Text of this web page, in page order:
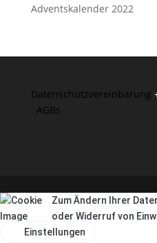
Adventskalender 2022
Datenschutzvereinbarung
AGBs
Zum Ändern Ihrer
oder Widerruf von
Einstellungen